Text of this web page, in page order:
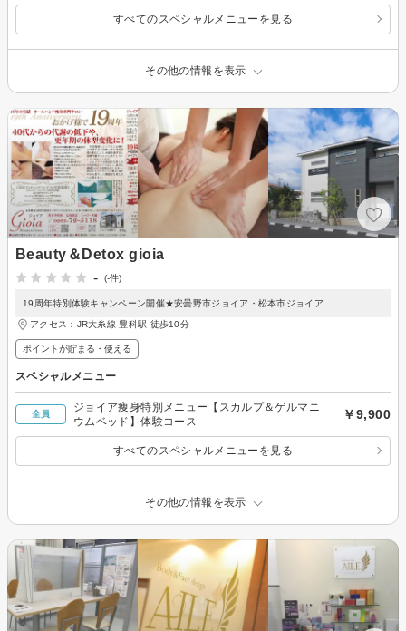
すべてのスペシャルメニューを見る
その他の情報を表示
Beauty＆Detox gioia
-
(-件)
19周年特別体験キャンペーン開催★安曇野市ジョイア・松本市ジョイア
アクセス：JR大糸線 豊科駅 徒歩10分
ポイントが貯まる・使える
スペシャルメニュー
全員
ジョイア痩身特別メニュー【スカルプ＆ゲルマニ
ウムベッド】体験コース
￥9,900
すべてのスペシャルメニューを見る
その他の情報を表示